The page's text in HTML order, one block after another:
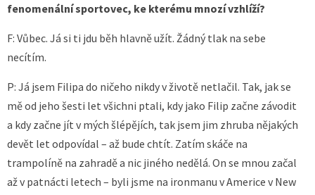
fenomenální sportovec, ke kterému mnozí vzhlíží?
F: Vůbec. Já si ti jdu běh hlavně užít. Žádný tlak na sebe
necítím.
P: Já jsem Filipa do ničeho nikdy v životě netlačil. Tak, jak se
mě od jeho šesti let všichni ptali, kdy jako Filip začne závodit
a kdy začne jít v mých šlépějích, tak jsem jim zhruba nějakých
devět let odpovídal – až bude chtít. Zatím skáče na
trampolíně na zahradě a nic jiného nedělá. On se mnou začal
až v patnácti letech – byli jsme na ironmanu v Americe v New